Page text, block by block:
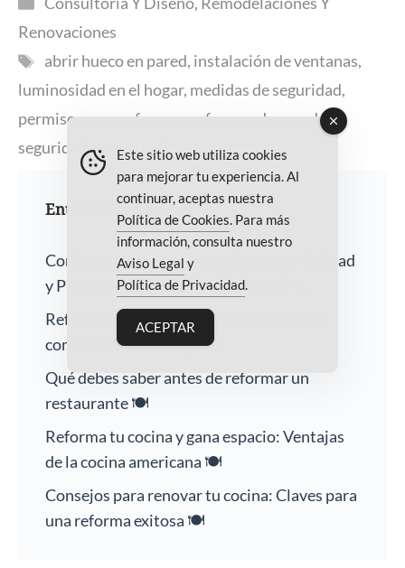
Renovaciones
Etiquetas
abrir hueco en pared, instalación de ventanas,
luminosidad en el hogar, medidas de seguridad,
permisos para reformas
reformas de paredes,
seguridad estructural
Entradas recientes
Confíe su Hogar a Nuestra Empresa: Calidad
y Profesionalismo Garantizados 🏠🔨
Reforma de baños: Aumenta el valor y la
comodidad de tu hogar 🛁
Qué debes saber antes de reformar un
restaurante 🍽️
Reforma tu cocina y gana espacio: Ventajas
de la cocina americana 🍽️
Consejos para renovar tu cocina: Claves para
una reforma exitosa 🍽️
Este sitio web utiliza cookies
para mejorar tu experiencia. Al
continuar, aceptas nuestra
Política de Cookies . Para más
información, consulta nuestro
Aviso Legal y
Política de Privacidad
ACEPTAR